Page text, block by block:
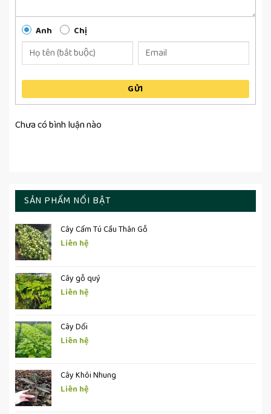
Anh Chị
GỬI
Chưa có bình luận nào
SẢN PHẨM NỔI BẬT
Cây Cẩm Tú Cầu Thân Gỗ
Liên hệ
Cây gỗ quý
Liên hệ
Cây Dổi
Liên hệ
Cây Khôi Nhung
Liên hệ